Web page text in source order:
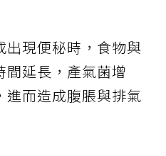
出現便秘時，食物與
延長，產氣菌增
進而造成腹脹與排氣